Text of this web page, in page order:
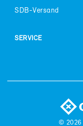
SDB-​Versand
SER­VICE
© 2026